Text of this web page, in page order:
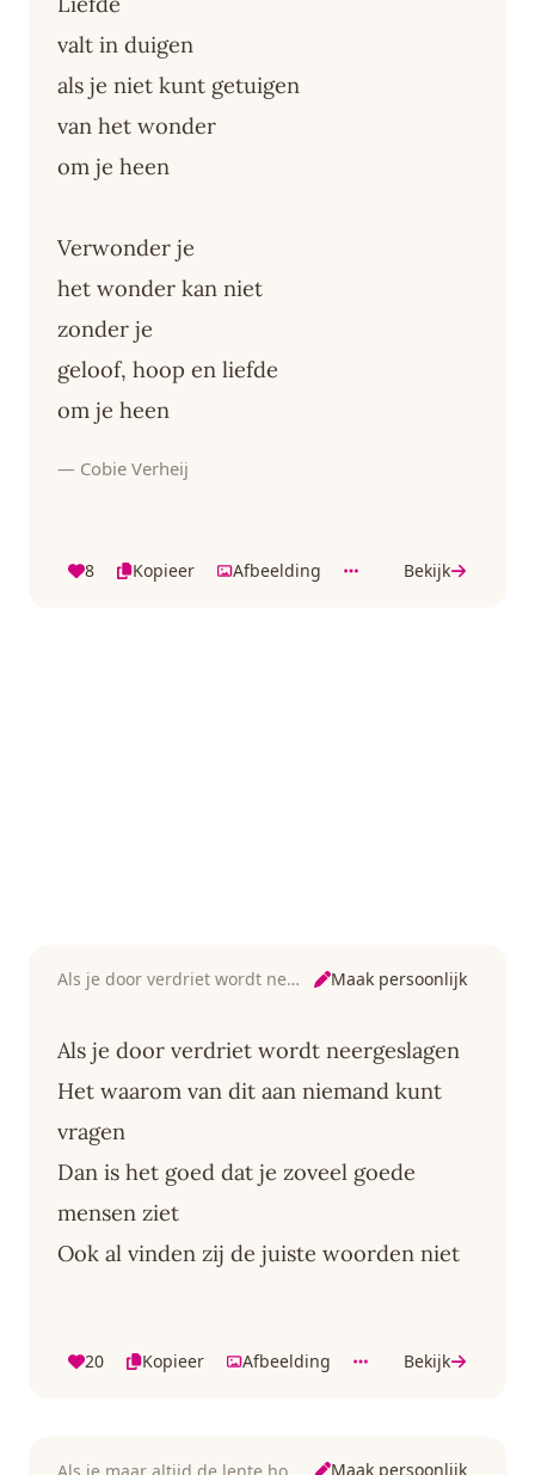
valt in duigen
als je niet kunt getuigen
van het wonder
om je heen
Verwonder je
het wonder kan niet
zonder je
geloof, hoop en liefde
om je heen
— Cobie Verheij
8 Kopieer Afbeelding Bekijk
Als je door verdriet wordt neergeslagen Maak persoonlijk
Als je door verdriet wordt neergeslagen
Het waarom van dit aan niemand kunt
vragen
Dan is het goed dat je zoveel goede
mensen ziet
Ook al vinden zij de juiste woorden niet
20 Kopieer Afbeelding Bekijk
Maak persoonlijk